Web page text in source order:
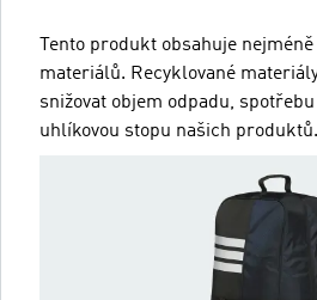
Tento produkt obsahuje
materiálů. Recyklované
snižovat objem odpadu,
uhlíkovou stopu našich produktů.